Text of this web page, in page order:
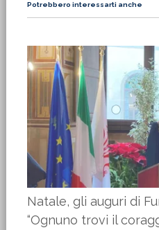
Potrebbero interessarti anche
Natale, gli auguri di
“Ognuno trovi il